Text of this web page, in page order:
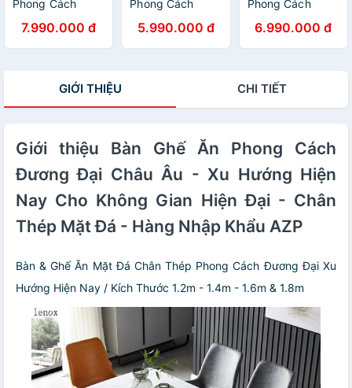
Phong Cách
Âu - Xu Hướng
Hiện Nay Cho
Mặt Đá - Hàng
7.990.000 đ
Phong Cách
Âu - Xu Hướng
Hiện Nay Cho
5.990.000 đ
Phong Cách
Âu - Xu Hướng
Hiện Nay Cho
Mặt Đá - Hàng
6.990.000 đ
GIỚI THIỆU CHI TIẾT
Giới thiệu Bàn Ghế Ăn Phong Cách
Đương Đại Châu Âu - Xu Hướng Hiện
Nay Cho Không Gian Hiện Đại - Chân
Thép Mặt Đá - Hàng Nhập Khẩu AZP
Bàn & Ghế Ăn Mặt Đá Chân Thép Phong Cách Đương Đại Xu
Hướng Hiện Nay / Kích Thước 1.2m - 1.4m - 1.6m & 1.8m